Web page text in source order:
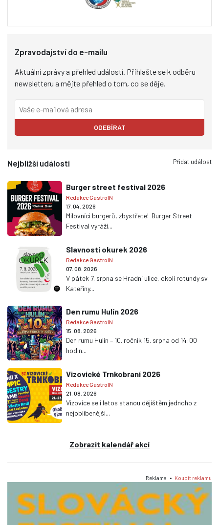
Zpravodajství do e-mailu
Aktuální zprávy a přehled událostí. Přihlašte se k odběru
newsletteru a mějte přehled o tom, co se děje.
ODEBÍRAT
Nejbližší události Přidat událost
Burger street festival 2026
Redakce GastroIN
17. 04. 2026
Milovníci burgerů, zbystřete! Burger Street
Festival vyráží...
Slavnosti okurek 2026
Redakce GastroIN
07. 08. 2026
V pátek 7. srpna se Hradní ulice, okolí rotundy sv.
Kateřiny...
Den rumu Hulín 2026
Redakce GastroIN
15. 08. 2026
Den rumu Hulín – 10. ročník 15. srpna od 14:00
hodin...
Vizovické Trnkobraní 2026
Redakce GastroIN
21. 08. 2026
Vizovice se i letos stanou dějištěm jednoho z
nejoblíbenější...
Zobrazit kalendář akcí
Reklama • Koupit reklamu